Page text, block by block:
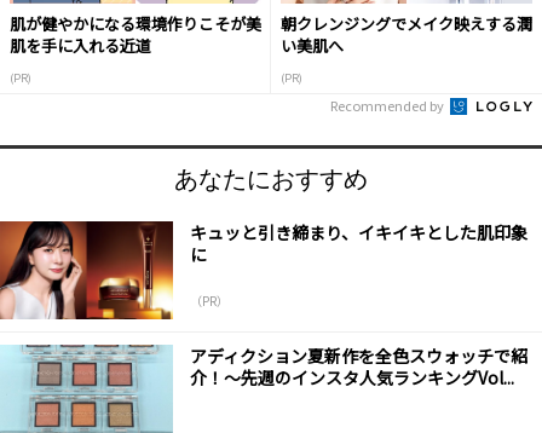
肌が健やかになる環境作りこそが美
肌を手に入れる近道
(PR)
朝クレンジングでメイク映えする潤
い美肌へ
(PR)
Recommended by
あなたにおすすめ
キュッと引き締まり、イキイキとした肌印象
に
（PR）
アディクション夏新作を全色スウォッチで紹
介！～先週のインスタ人気ランキングVol...